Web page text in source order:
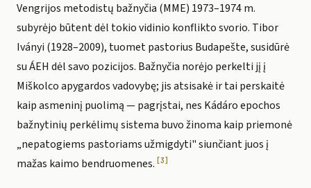
Vengrijos metodistų bažnyčia (MME) 1973–1974 m.
subyrėjo būtent dėl tokio vidinio konflikto svorio. Tibor
Iványi (1928–2009), tuomet pastorius Budapešte, susidūrė
su ÁEH dėl savo pozicijos. Bažnyčia norėjo perkelti jį į
Miškolco apygardos vadovybę; jis atsisakė ir tai perskaitė
kaip asmeninį puolimą — pagrįstai, nes Kádáro epochos
bažnytinių perkėlimų sistema buvo žinoma kaip priemonė
„nepatogiems pastoriams užmigdyti" siunčiant juos į
mažas kaimo bendruomenes. [3]